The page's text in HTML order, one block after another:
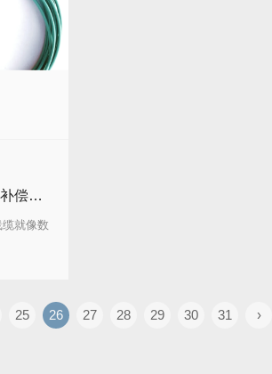
400G线缆100米传输信号衰减补偿方案实测全记录
就像数
25 26 27 28 29 30 31 ›